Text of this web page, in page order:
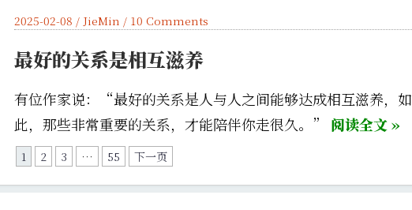
2025-02-08 / JieMin / 10 Comments
最好的关系是相互滋养
有位作家说：“最好的关系是人与人之间能够达成相互滋养，如
此，那些非常重要的关系，才能陪伴你走很久。” 阅读全文 »
1 2 3 … 55 下一页